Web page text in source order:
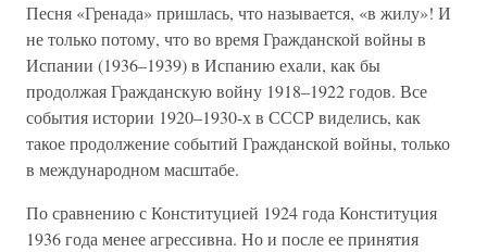
Песня «Гренада» пришлась, что называется, «в жилу»! И
не только потому, что во время Гражданской войны в
Испании (1936–1939) в Испанию ехали, как бы
продолжая Гражданскую войну 1918–1922 годов. Все
события истории 1920–1930-х в СССР виделись, как
такое продолжение событий Гражданской войны, только
в международном масштабе.
По сравнению с Конституцией 1924 года Конституция
1936 года менее агрессивна. Но и после ее принятия